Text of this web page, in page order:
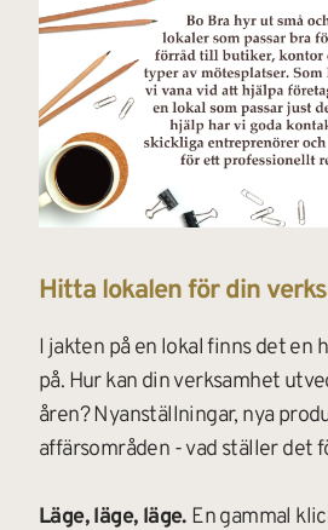
Hitta lokalen för din
I jakten på en lokal finns det en
på. Hur kan din verksamhet
åren? Nyanställningar, nya
affärsområden - vad ställer det
Läge, läge, läge. En gammal